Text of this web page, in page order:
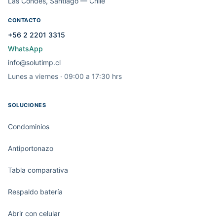
CONTACTO
+56 2 2201 3315
WhatsApp
info@solutimp.cl
Lunes a viernes · 09:00 a 17:30 hrs
SOLUCIONES
Condominios
Antiportonazo
Tabla comparativa
Respaldo batería
Abrir con celular